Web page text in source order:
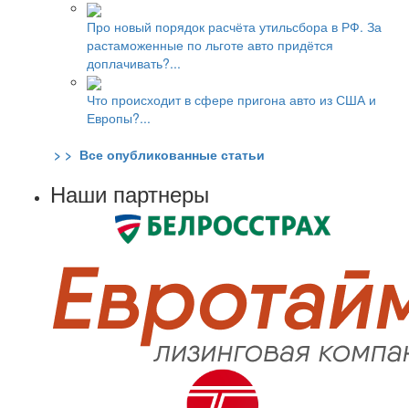
Про новый порядок расчёта утильсбора в РФ. За
растаможенные по льготе авто придётся
доплачивать?...
Что происходит в сфере пригона авто из США и
Европы?...
> > Все опубликованные статьи
Наши партнеры